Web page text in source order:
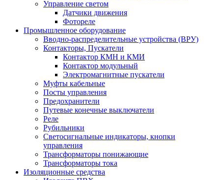
Управление светом
Датчики движения
Фотореле
Промышленное оборудование
Вводно-распределительные устройства (ВРУ)
Контакторы, Пускатели
Контактор КМН и КМИ
Контактор модульный
Электромагнитные пускатели
Муфты кабельные
Посты управления
Предохранители
Путевые конечные выключатели
Реле
Рубильники
Светосигнальные индикаторы, кнопки
управления
Трансформаторы понижающие
Трансформаторы тока
Изоляционные средства